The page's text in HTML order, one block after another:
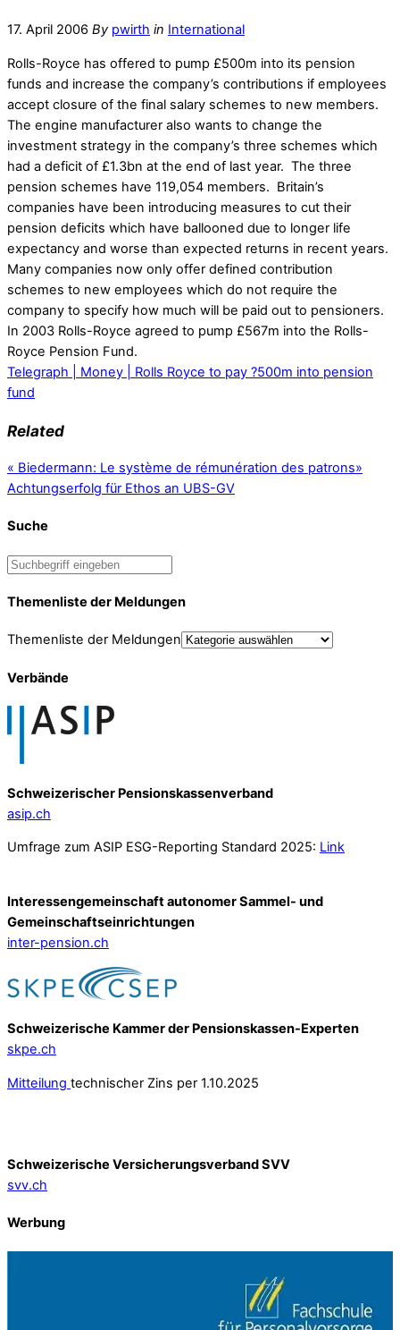
17. April 2006 By pwirth in International
Rolls-Royce has offered to pump £500m into its pension
funds and increase the company’s contributions if employees
accept closure of the final salary schemes to new members.
The engine manufacturer also wants to change the
investment strategy in the company’s three schemes which
had a deficit of £1.3bn at the end of last year. The three
pension schemes have 119,054 members. Britain’s
companies have been introducing measures to cut their
pension deficits which have ballooned due to longer life
expectancy and worse than expected returns in recent years.
Many companies now only offer defined contribution
schemes to new employees which do not require the
company to specify how much will be paid out to pensioners.
In 2003 Rolls-Royce agreed to pump £567m into the Rolls-
Royce Pension Fund.
Telegraph | Money | Rolls Royce to pay ?500m into pension
fund
Related
« Biedermann: Le système de rémunération des patrons»
Achtungserfolg für Ethos an UBS-GV
Suche
Themenliste der Meldungen
Themenliste der Meldungen
Verbände
Schweizerischer Pensionskassenverband
asip.ch
Umfrage zum ASIP ESG-Reporting Standard 2025: Link
Interessengemeinschaft autonomer Sammel- und
Gemeinschafts­einrichtungen
inter-pension.ch
Schweizerische Kammer der Pensionskassen-Experten
skpe.ch
Mitteilung technischer Zins per 1.10.2025
Schweizerische Versicherungsverband SVV
svv.ch
Werbung